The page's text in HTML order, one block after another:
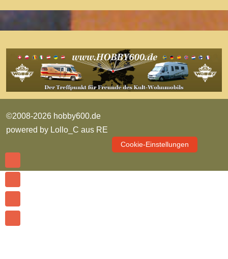
©2008-2026 hobby600.de
powered by Lollo_C aus RE
Cookie-Einstellungen